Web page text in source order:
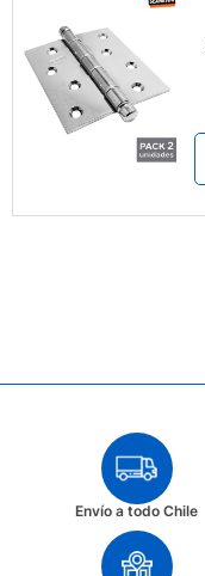
Envío a todo Chile